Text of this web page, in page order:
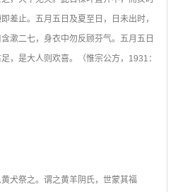
差止。五月五日及夏至日，日未出时，
漱二七，身衣中勿反顾芬气。五月五日
，是大人则欢喜。（惟宗公方，1931：
黄犬祭之。谓之黄羊阴氏，世蒙其福